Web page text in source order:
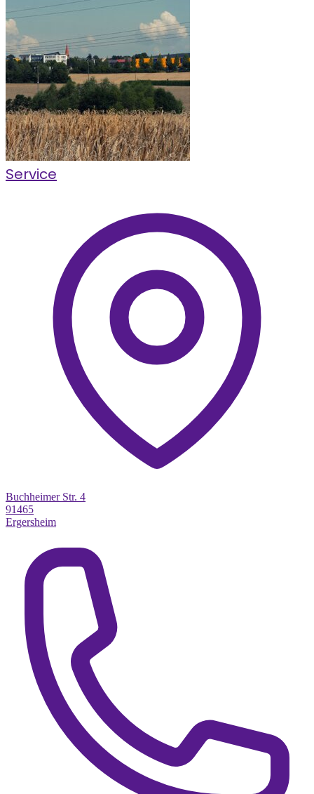
Service
Buchheimer Str. 4
91465
Ergersheim